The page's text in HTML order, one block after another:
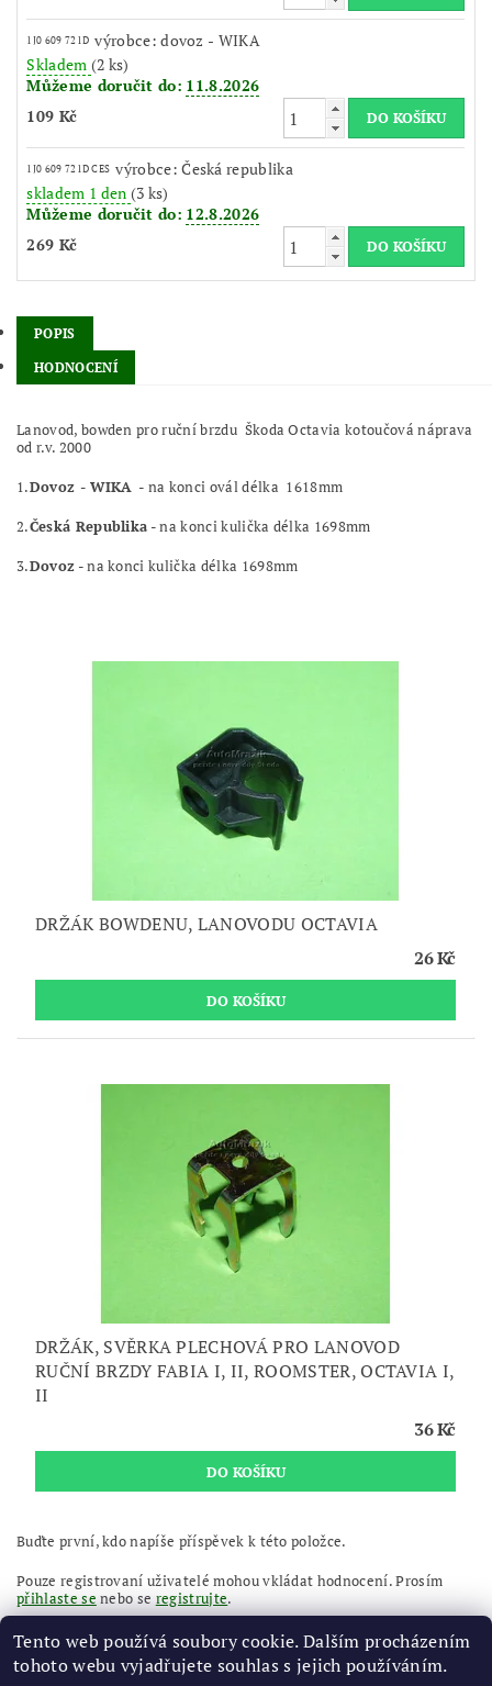
1J0 609 721D výrobce: dovoz - WIKA
Skladem (2 ks)
Můžeme doručit do: 11.8.2026
109 Kč
1J0 609 721D CES výrobce: Česká republika
skladem 1 den (3 ks)
Můžeme doručit do: 12.8.2026
269 Kč
POPIS
HODNOCENÍ
Lanovod, bowden pro ruční brzdu Škoda Octavia kotoučová náprava
od r.v. 2000
1.Dovoz - WIKA - na konci ovál délka 1618mm
2.Česká Republika - na konci kulička délka 1698mm
3.Dovoz - na konci kulička délka 1698mm
DRŽÁK BOWDENU, LANOVODU OCTAVIA
26 Kč
DRŽÁK, SVĚRKA PLECHOVÁ PRO LANOVOD
RUČNÍ BRZDY FABIA I, II, ROOMSTER, OCTAVIA I,
II
36 Kč
Buďte první, kdo napíše příspěvek k této položce.
Pouze registrovaní uživatelé mohou vkládat hodnocení. Prosím
přihlaste se nebo se registrujte.
Tento web používá soubory cookie. Dalším procházením
tohoto webu vyjadřujete souhlas s jejich používáním.